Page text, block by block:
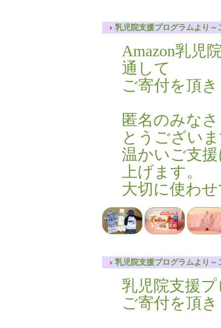
乳児院支援プログラムより
Amazon乳児
通して
ご寄付を頂
匿名のみな
とうござい
温かいご支
上げます。
大切に使わ
乳児院支援プログラムより
乳児院支援
ご寄付を頂